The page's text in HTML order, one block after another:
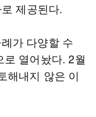
제공된다.
가 다양할 수
로 열어놨다. 2월
해내지 않은 이